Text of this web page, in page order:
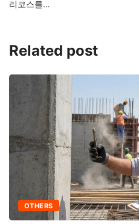
리코스를…
Related post